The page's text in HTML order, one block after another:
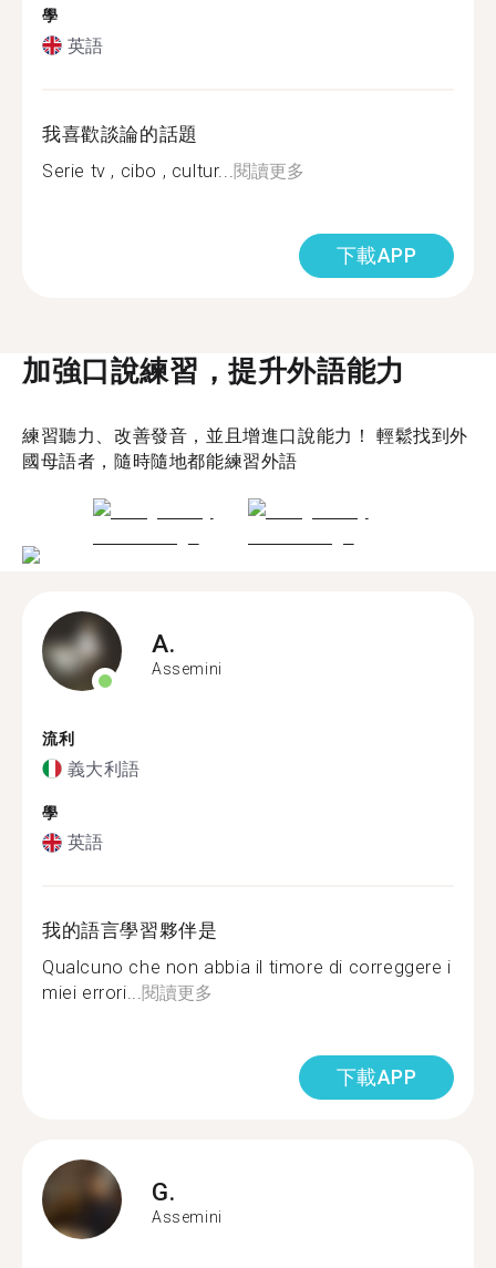
學
英語
我喜歡談論的話題
Serie tv , cibo , cultur... 閱讀更多
下載APP
加強口說練習，提升外語能力
練習聽力、改善發音，並且增進口說能力！ 輕鬆找到外
國母語者，隨時隨地都能練習外語
A.
Assemini
流利
義大利語
學
英語
我的語言學習夥伴是
Qualcuno che non abbia il timore di correggere i
miei errori...閱讀更多
下載APP
G.
Assemini